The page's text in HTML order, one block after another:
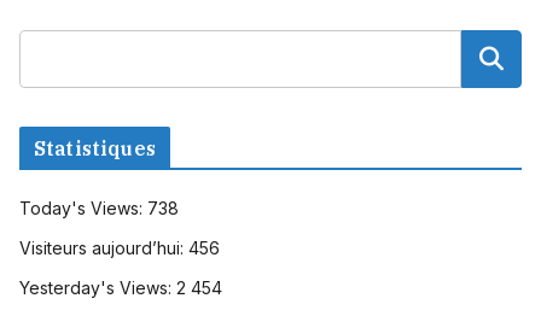
Statistiques
Today's Views: 738
Visiteurs aujourd’hui: 456
Yesterday's Views: 2 454